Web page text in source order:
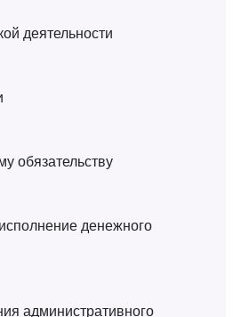
деятельности
обязательству
денежного
административного